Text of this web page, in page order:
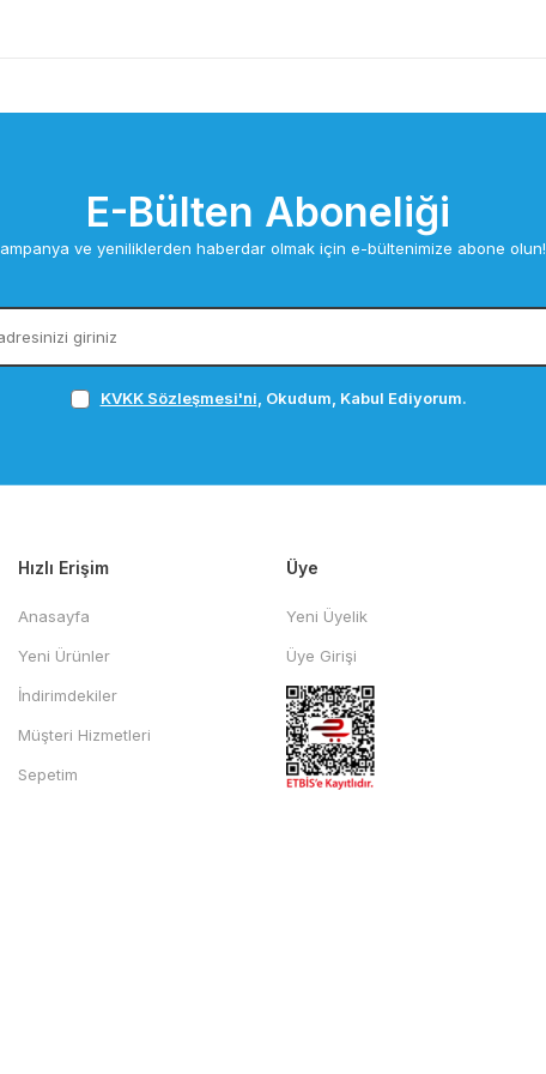
E-Bülten Aboneliği
ve yeniliklerden haberdar olmak için e-bültenimize abone olun!
KVKK Sözleşmesi'ni , Okudum, Kabul Ediyorum.
Hızlı Erişim
Anasayfa
Yeni Ürünler
İndirimdekiler
Müşteri Hizmetleri
Sepetim
Üye
Yeni Üyelik
Üye Girişi